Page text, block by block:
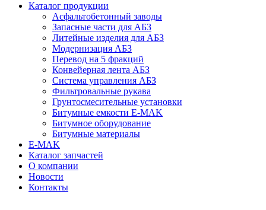
Каталог продукции
Асфальтобетонный заводы
Запасные части для АБЗ
Литейные изделия для АБЗ
Модернизация АБЗ
Перевод на 5 фракций
Конвейерная лента АБЗ
Система управления АБЗ
Фильтровальные рукава
Грунтосмесительные установки
Битумные емкости E-MAK
Битумное оборудование
Битумные материалы
E-MAK
Каталог запчастей
О компании
Новости
Контакты